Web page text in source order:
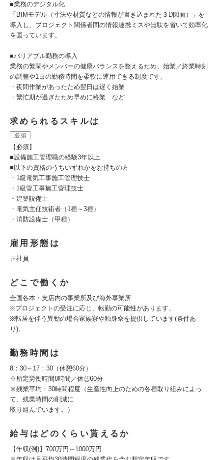
■業務のデジタル化
「BIMモデル（寸法や材質などの情報が書き込まれた３D図面）」を
導入し、プロジェクト関係者間の情報連携ミスや無駄を省いて効率化
を図っています。
■バリアブル勤務の導入
業務の繁閑やメンバーの健康バランスを整えるため、始業／終業時刻
の調整や1日の勤務時間を柔軟に運用できる制度です。
・夜間作業があったため翌日は遅く始業
・繁忙期が過ぎたため早めに終業 など
求められるスキルは
必須
【必須】
■設備施工管理職の経験3年以上
■以下の資格のうちいずれかをお持ちの方
・1級電気工事施工管理技士
・1級管工事施工管理技士
・建築設備士
・電気主任技術者（1種～3種）
・消防設備士（甲種）
雇用形態は
正社員
どこで働くか
全国各本・支店内の事業所及び海外事業所
※プロジェクトの受注に応じ、転勤の可能性があります。
※転居を伴う異動の場合家族寮や独身寮を提供しています(条件あ
り)。
勤務時間は
8：30～17：30（休憩60分）
※所定労働時間8時間／休憩60分
※残業平均：30時間程度（生産性向上のための各種取り組みによっ
て、残業時間の削減に
取り組んでいます。）
給与はどのくらい貰えるか
【年収(例)】700万円～1000万円